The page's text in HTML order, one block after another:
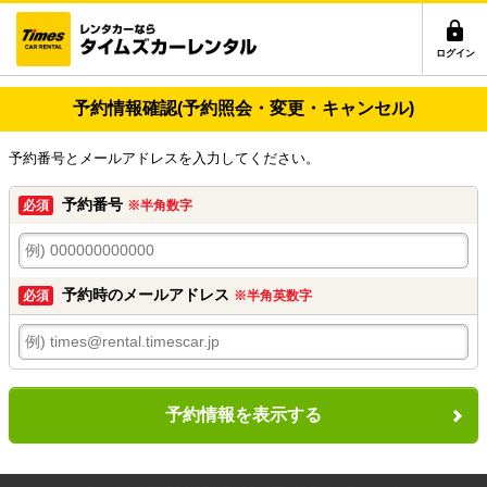
ログイン
予約情報確認(予約照会・変更・キャンセル)
予約番号とメールアドレスを入力してください。
必須 予約番号 ※半角数字
必須 予約時のメールアドレス ※半角英数字
予約情報を表示する